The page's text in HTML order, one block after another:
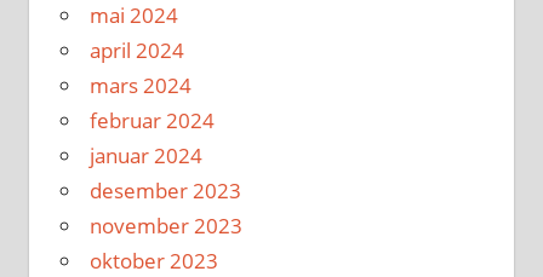
mai 2024
april 2024
mars 2024
februar 2024
januar 2024
desember 2023
november 2023
oktober 2023